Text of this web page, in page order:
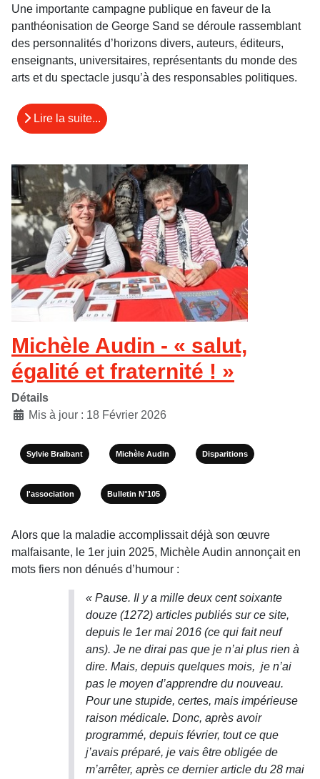
Une importante campagne publique en faveur de la
panthéonisation de George Sand se déroule rassemblant
des personnalités d’horizons divers, auteurs, éditeurs,
enseignants, universitaires, représentants du monde des
arts et du spectacle jusqu’à des responsables politiques.
Lire la suite...
Michèle Audin - « salut,
égalité et fraternité ! »
Détails
Mis à jour : 18 Février 2026
Sylvie Braibant Michèle Audin Disparitions
l'association Bulletin N°105
Alors que la maladie accomplissait déjà son œuvre
malfaisante, le 1er juin 2025, Michèle Audin annonçait en
mots fiers non dénués d’humour :
« Pause. Il y a mille deux cent soixante
douze (1272) articles publiés sur ce site,
depuis le 1er mai 2016 (ce qui fait neuf
ans). Je ne dirai pas que je n’ai plus rien à
dire. Mais, depuis quelques mois, je n’ai
pas le moyen d’apprendre du nouveau.
Pour une stupide, certes, mais impérieuse
raison médicale. Donc, après avoir
programmé, depuis février, tout ce que
j’avais préparé, je vais être obligée de
m’arrêter, après ce dernier article du 28 mai